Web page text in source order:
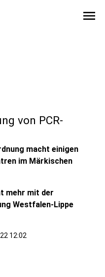
menu
von PCR-
macht einigen
im Märkischen
mehr mit der
Westfalen-Lippe
12:02